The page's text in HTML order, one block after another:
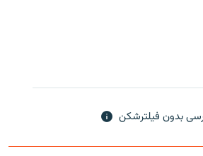
بدون فیلترشکن